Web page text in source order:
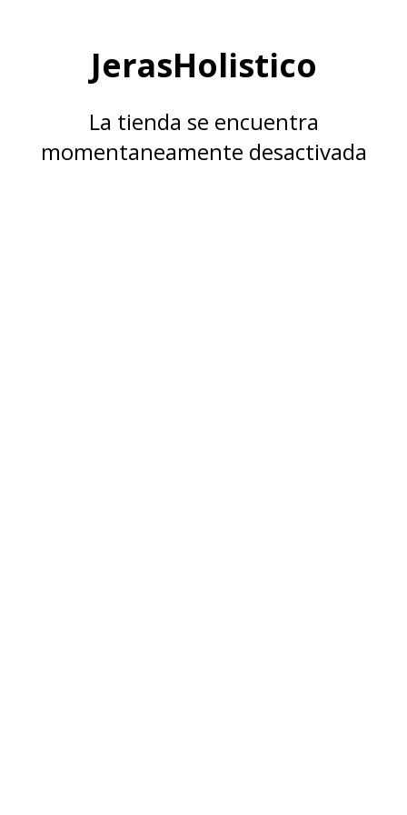
JerasHolistico
La tienda se encuentra
momentaneamente desactivada